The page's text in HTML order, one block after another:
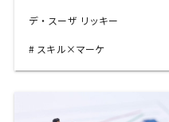
デ・スーザ リッキー
スキル×マーケ